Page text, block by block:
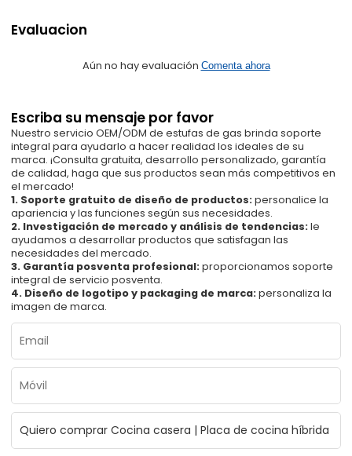
Evaluacion
Aún no hay evaluación Comenta ahora
Escriba su mensaje por favor
Nuestro servicio OEM/ODM de estufas de gas brinda soporte
integral para ayudarlo a hacer realidad los ideales de su
marca. ¡Consulta gratuita, desarrollo personalizado, garantía
de calidad, haga que sus productos sean más competitivos en
el mercado!
1. Soporte gratuito de diseño de productos: personalice la
apariencia y las funciones según sus necesidades.
2. Investigación de mercado y análisis de tendencias: le
ayudamos a desarrollar productos que satisfagan las
necesidades del mercado.
3. Garantía posventa profesional: proporcionamos soporte
integral de servicio posventa.
4. Diseño de logotipo y packaging de marca: personaliza la
imagen de marca.